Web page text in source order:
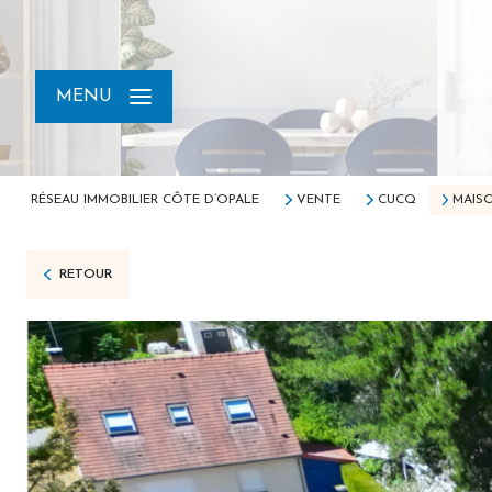
MENU
RÉSEAU IMMOBILIER CÔTE D’OPALE VENTE CUCQ
RETOUR